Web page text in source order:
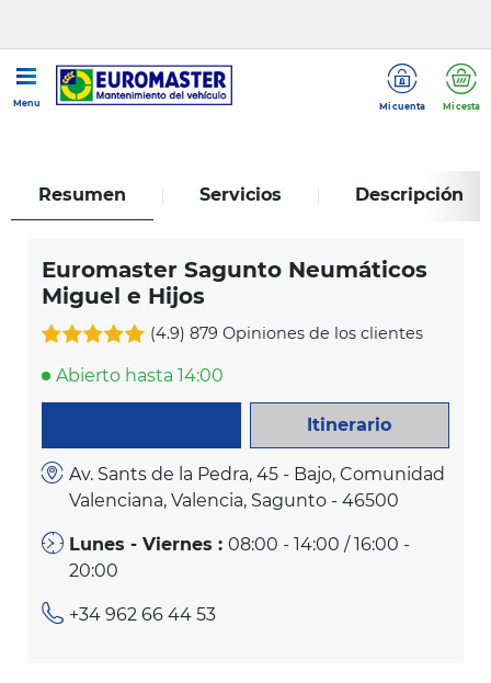
Menu Mi cuenta Mi cesta
Euromaster Sagunto Neumáticos Miguel e Hijos
Resumen Servicios Descripción
Euromaster Sagunto Neumáticos
Miguel e Hijos
(4.9) 879 Opiniones de los clientes
Abierto hasta 14:00
Itinerario
Av. Sants de la Pedra, 45 - Bajo, Comunidad
Valenciana, Valencia, Sagunto - 46500
Lunes - Viernes :08:00 - 14:00 / 16:00 -
20:00
+34 962 66 44 53